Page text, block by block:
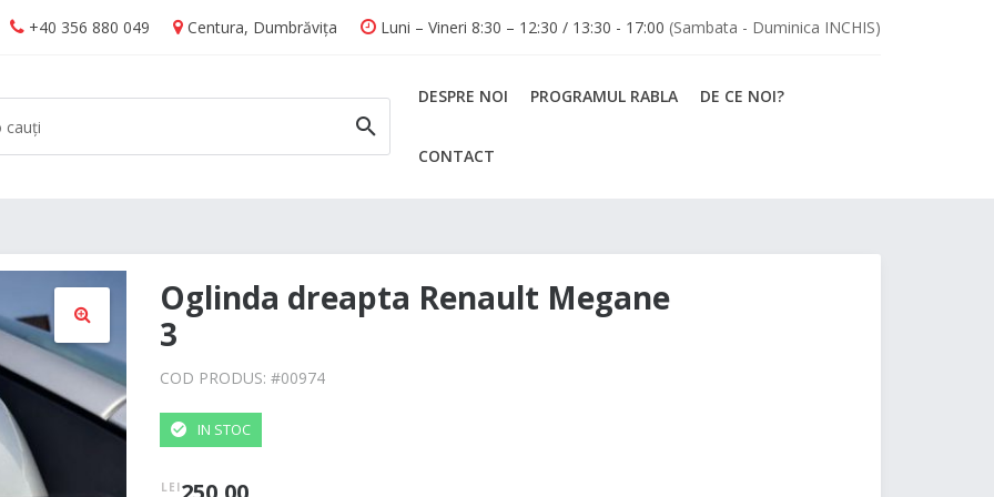
+40 356 880 049 Centura, Dumbrăvița Luni – Vineri 8:30 – 12:30 / 13:30 - 17:00 (Sambata - Duminica INCHIS)
CAUTĂ
DESPRE NOI PROGRAMUL RABLA DE CE NOI?
CONTACT
🔍
Oglinda dreapta Renault Megane
3
COD PRODUS: #00974
IN STOC
LEI